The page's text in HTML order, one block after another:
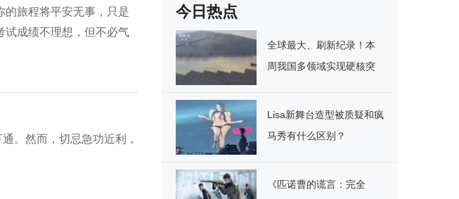
的旅程将平安无事，只是
试成绩不理想，但不必气
。然而，切忌急功近利，
今日热点
全球最大、刷新纪录！本
周我国多领域实现硬核突
Lisa新舞台造型被质疑和疯
马秀有什么区别？
《匹诺曹的谎言：完全